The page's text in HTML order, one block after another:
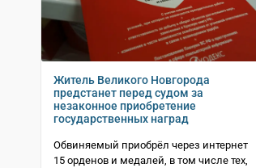
Житель Великого Новгорода
предстанет перед судом за
незаконное приобретение
государственных наград
Обвиняемый приобрёл через интернет
15 орденов и медалей, в том числе тех,